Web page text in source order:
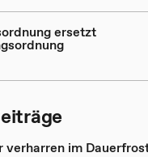
ersetzt
verharren im